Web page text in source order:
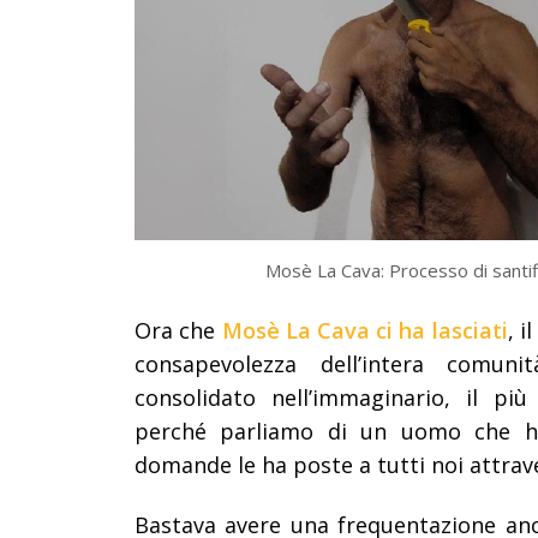
Mosè La Cava: Processo di
Ora che Mosè La Cava ci ha lasciati, il
consapevolezza dell’intera
consolidato nell’immaginario, il
perché parliamo di un uomo che
domande le ha poste a tutti noi
Bastava avere una frequentazione